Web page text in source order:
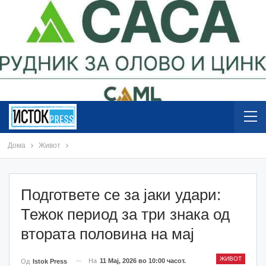
Дома Живот
Подгответе се за јаки удари:
Тежок период за три знака од
втората половина на мај
ЖИВОТ
Од Istok Press На 11 Мај, 2026 во 10:00 часот.